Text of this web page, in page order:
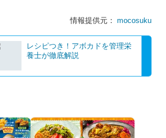
情報提供元： mocosuku
レシピつき！アボカドを管理栄
養士が徹底解説